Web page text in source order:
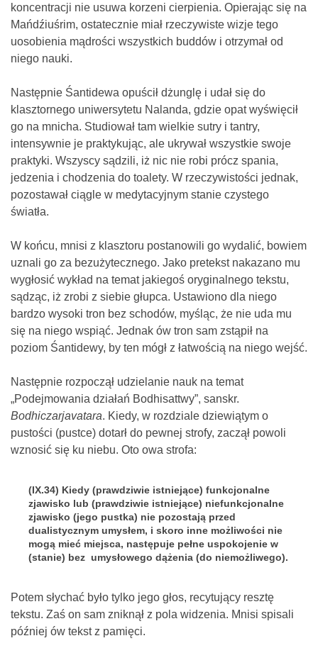
koncentracji nie usuwa korzeni cierpienia. Opierając się na
Mańdźiuśrim, ostatecznie miał rzeczywiste wizje tego
uosobienia mądrości wszystkich buddów i otrzymał od
niego nauki.
Następnie Śantidewa opuścił dżunglę i udał się do
klasztornego uniwersytetu Nalanda, gdzie opat wyświęcił
go na mnicha. Studiował tam wielkie sutry i tantry,
intensywnie je praktykując, ale ukrywał wszystkie swoje
praktyki. Wszyscy sądzili, iż nic nie robi prócz spania,
jedzenia i chodzenia do toalety. W rzeczywistości jednak,
pozostawał ciągle w medytacyjnym stanie czystego
światła.
W końcu, mnisi z klasztoru postanowili go wydalić, bowiem
uznali go za bezużytecznego. Jako pretekst nakazano mu
wygłosić wykład na temat jakiegoś oryginalnego tekstu,
sądząc, iż zrobi z siebie głupca. Ustawiono dla niego
bardzo wysoki tron bez schodów, myśląc, że nie uda mu
się na niego wspiąć. Jednak ów tron sam zstąpił na
poziom Śantidewy, by ten mógł z łatwością na niego wejść.
Następnie rozpoczął udzielanie nauk na temat
„Podejmowania działań Bodhisattwy”, sanskr.
Bodhiczarjavatara. Kiedy, w rozdziale dziewiątym o
pustości (pustce) dotarł do pewnej strofy, zaczął powoli
wznosić się ku niebu. Oto owa strofa:
(IX.34) Kiedy (prawdziwie istniejące) funkcjonalne
zjawisko lub (prawdziwie istniejące) niefunkcjonalne
zjawisko (jego pustka) nie pozostają przed
dualistycznym umysłem, i skoro inne możliwości nie
mogą mieć miejsca, następuje pełne uspokojenie w
(stanie) bez umysłowego dążenia (do niemożliwego).
Potem słychać było tylko jego głos, recytujący resztę
tekstu. Zaś on sam zniknął z pola widzenia. Mnisi spisali
później ów tekst z pamięci.